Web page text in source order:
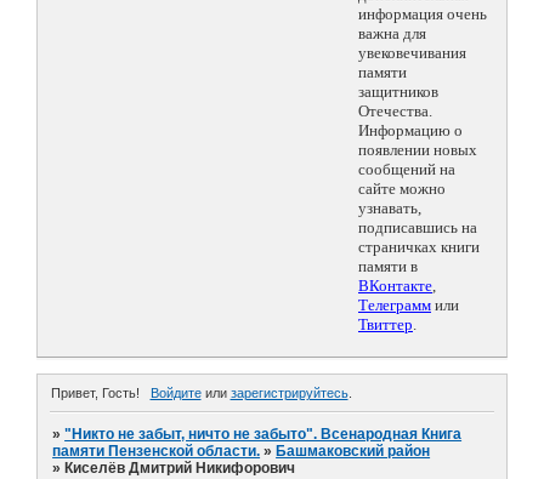
информация очень
важна для
увековечивания
памяти
защитников
Отечества.
Информацию о
появлении новых
сообщений на
сайте можно
узнавать,
подписавшись на
страничках книги
памяти в
ВКонтакте,
Телеграмм или
Твиттер.
Привет, Гость! Войдитеили зарегистрируйтесь.
»"Никто не забыт, ничто не забыто". Всенародная Книга
памяти Пензенской области. » Башмаковский район
» Киселёв Дмитрий Никифорович